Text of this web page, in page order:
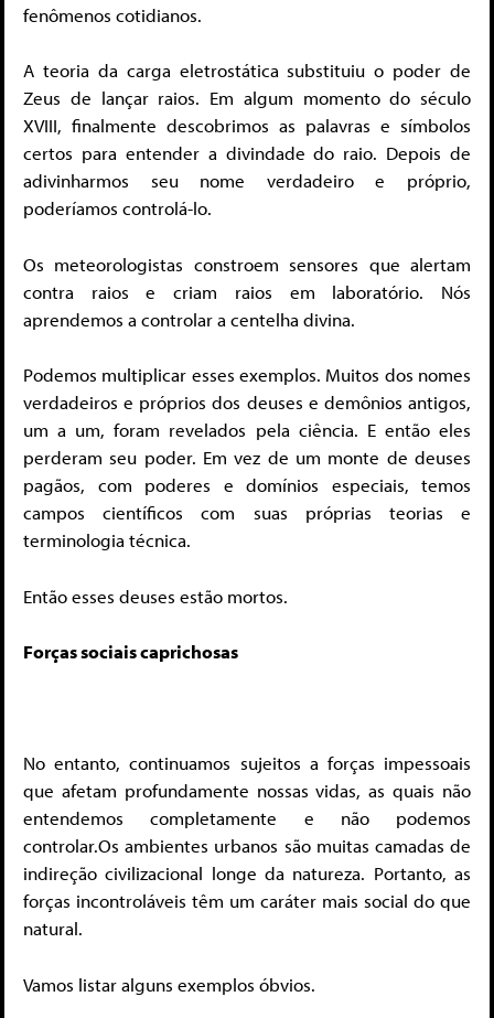
fenômenos cotidianos.
A teoria da carga eletrostática substituiu o poder de
Zeus de lançar raios. Em algum momento do século
XVIII, finalmente descobrimos as palavras e símbolos
certos para entender a divindade do raio. Depois de
adivinharmos seu nome verdadeiro e próprio,
poderíamos controlá-lo.
Os meteorologistas constroem sensores que alertam
contra raios e criam raios em laboratório. Nós
aprendemos a controlar a centelha divina.
Podemos multiplicar esses exemplos. Muitos dos nomes
verdadeiros e próprios dos deuses e demônios antigos,
um a um, foram revelados pela ciência. E então eles
perderam seu poder. Em vez de um monte de deuses
pagãos, com poderes e domínios especiais, temos
campos científicos com suas próprias teorias e
terminologia técnica.
Então esses deuses estão mortos.
Forças sociais caprichosas
No entanto, continuamos sujeitos a forças impessoais
que afetam profundamente nossas vidas, as quais não
entendemos completamente e não podemos
controlar.Os ambientes urbanos são muitas camadas de
indireção civilizacional longe da natureza. Portanto, as
forças incontroláveis ​​têm um caráter mais social do que
natural.
Vamos listar alguns exemplos óbvios.